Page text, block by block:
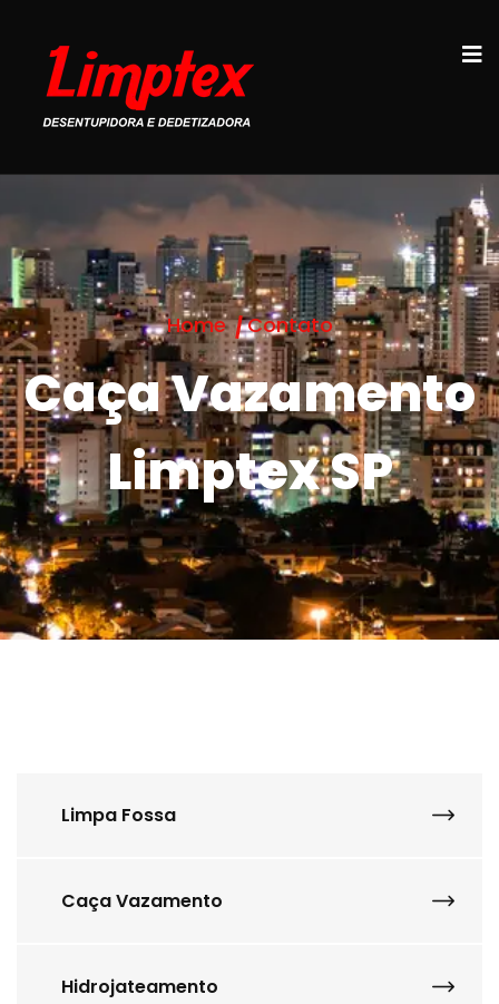
Home Contato
Caça Vazamento
Limptex SP
Limpa Fossa
Caça Vazamento
Hidrojateamento